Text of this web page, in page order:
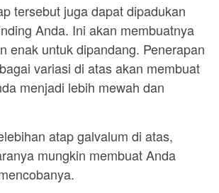
tersebut juga dapat dipadukan
Anda. Ini akan membuatnya
enak untuk dipandang. Penerapan
variasi di atas akan membuat
menjadi lebih mewah dan
atap galvalum di atas,
mungkin membuat Anda